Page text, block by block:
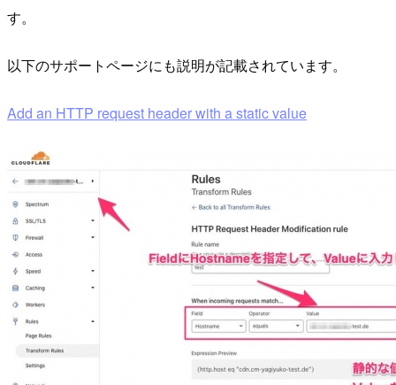
す。
以下のサポートページにも説明が記載されています。
Add an HTTP request header with a static value